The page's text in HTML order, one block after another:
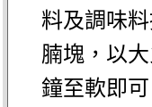
料及調味
腩塊，以
鐘至軟即可